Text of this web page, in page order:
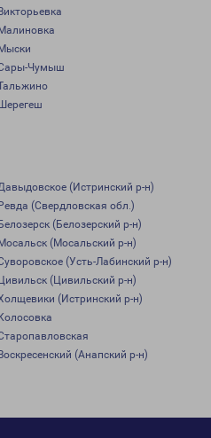
Чумыш
(Истринский р-н)
(Свердловская обл.)
(Белозерский р-н)
(Мосальский р-н)
(Усть-Лабинский р-н)
(Цивильский р-н)
(Истринский р-н)
(Анапский р-н)